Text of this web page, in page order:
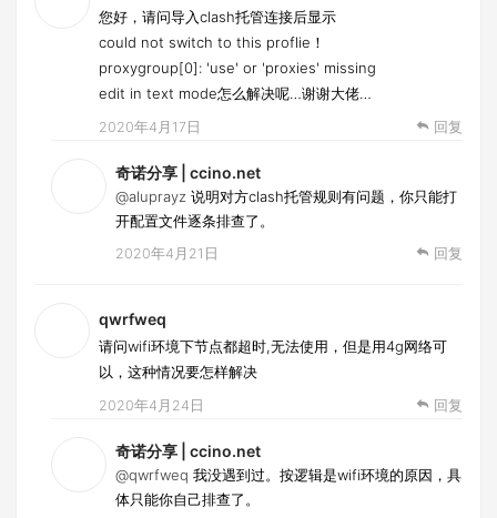
您好，请问导入clash托管连接后显示
could not switch to this proflie！
proxygroup[0]: 'use' or 'proxies' missing
edit in text mode怎么解决呢…谢谢大佬…
2020年4月17日 回复
奇诺分享 | ccino.net
@aluprayz 说明对方clash托管规则有问题，你只能打
开配置文件逐条排查了。
2020年4月21日 回复
qwrfweq
请问wifi环境下节点都超时,无法使用，但是用4g网络可
以，这种情况要怎样解决
2020年4月24日 回复
奇诺分享 | ccino.net
@qwrfweq 我没遇到过。按逻辑是wifi环境的原因，具
体只能你自己排查了。